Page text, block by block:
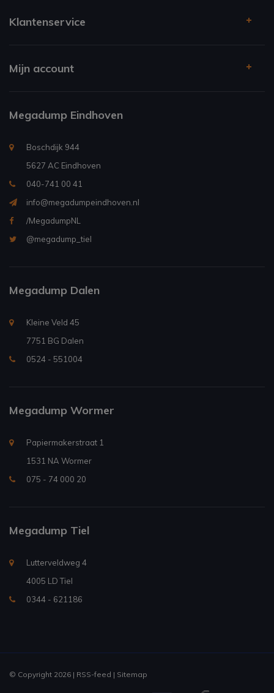
Klantenservice
Mijn account
Megadump Eindhoven
Boschdijk 944
5627 AC Eindhoven
040-741 00 41
info@megadumpeindhoven.nl
/MegadumpNL
@megadump_tiel
Megadump Dalen
Kleine Veld 45
7751 BG Dalen
0524 - 551004
Megadump Wormer
Papiermakerstraat 1
1531 NA Wormer
075 - 74 000 20
Megadump Tiel
Lutterveldweg 4
4005 LD Tiel
0344 - 621186
© Copyright 2026 | RSS-feed | Sitemap